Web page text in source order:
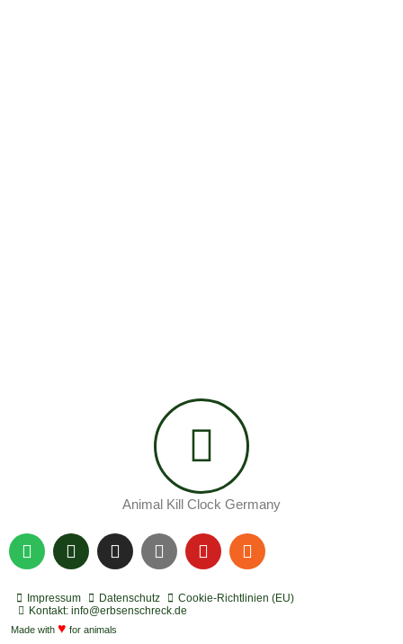
Animal Kill Clock Germany
S
p
t
i
f
P
o
c
a
s
I
n
t
a
g
Y
o
t
u
Y
o
t
R
s
Impressum Datenschutz
Cookie-Richtlinien (EU)
Kontakt: info@erbsenschreck.de
Made with ♥ for animals